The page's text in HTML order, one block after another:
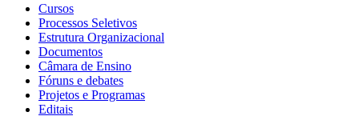
Cursos
Processos Seletivos
Estrutura Organizacional
Documentos
Câmara de Ensino
Fóruns e debates
Projetos e Programas
Editais